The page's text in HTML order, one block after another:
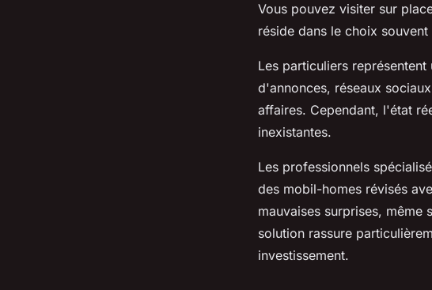
Vous pouvez visiter sur
réside dans le choix
Les particuliers
d'annonces, réseaux
affaires. Cependant, l'état
inexistantes.
Les professionnels
des mobil-homes révisés
mauvaises surprises,
solution rassure
investissement.